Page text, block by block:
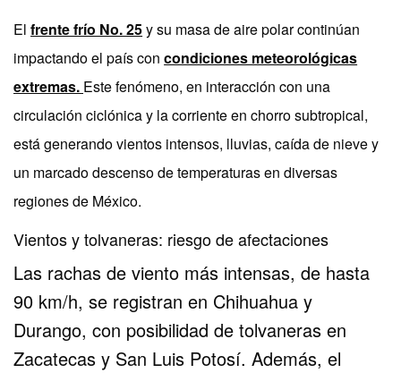
Elfrente frío No. 25y su masa de aire polar continúan
impactando el país concondiciones meteorológicas
extremas. Este fenómeno, en interacción con una
circulación ciclónica y la corriente en chorro subtropical,
está generando vientos intensos, lluvias, caída de nieve y
un marcado descenso de temperaturas en diversas
regiones de México.
Vientos y tolvaneras: riesgo de afectaciones
Las rachas de viento más intensas, de hasta
90 km/h, se registran en Chihuahua y
Durango, con posibilidad de tolvaneras en
Zacatecas y San Luis Potosí. Además, el